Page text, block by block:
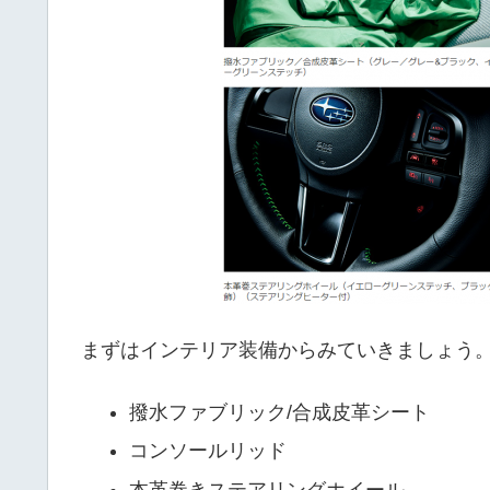
まずはインテリア装備からみていきましょう
撥水ファブリック/合成皮革シート
コンソールリッド